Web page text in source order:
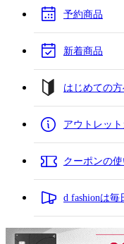
予約商品
新着商品
はじめての
アウトレッ
クーポンの
d fashionは